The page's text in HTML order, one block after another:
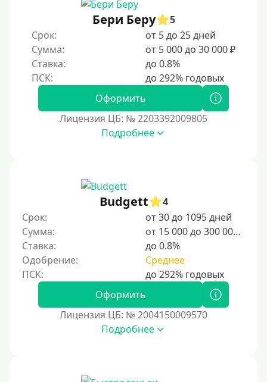
Бери Беру
5
Срок:
от 5 до 25 дней
Сумма:
от 5 000 до 30 000 ₽
Ставка:
до 0.8%
Оформить
Лицензия ЦБ: № 2203392009805
Подробнее
Budgett
4
Срок:
от 30 до 1095 дней
Сумма:
от 15 000 до 300 000 ₽
Ставка:
до 0.8%
Одобрение:
Среднее
Оформить
Лицензия ЦБ: № 2004150009570
Подробнее